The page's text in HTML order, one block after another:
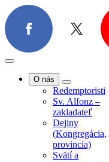
O nás
Redemptoristi
Sv. Alfonz –
zakladateľ
Dejiny
(Kongregácia,
provincia)
Svätí a
O nás
Redemptoristi
(Kongregácia,
provincia)
Svätí a
blahoslavení
redemptoristi
Matka
ustavičnej
pomoci